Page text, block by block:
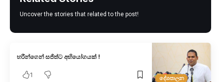
Uncover the stories that related to the post!
දේශපාලන
හරීන්ගෙන් සජිත්ට අභියෝගයක් !
1